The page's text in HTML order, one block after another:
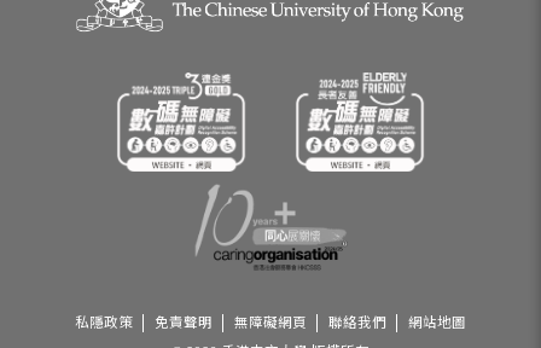
私隱政策 免責聲明 無障礙網頁 聯絡我們
網站地圖